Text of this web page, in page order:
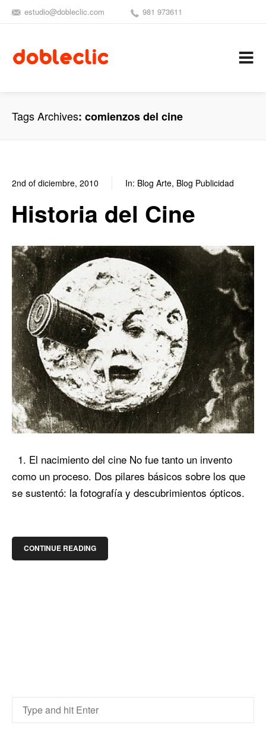
estudio@dobleclic.com 981 973611
Tags Archives comienzos del cine
2nd of diciembre, 2010 In: Blog Arte, Blog Publicidad
Historia del Cine
1. El nacimiento del cine No fue tanto un invento
como un proceso. Dos pilares básicos sobre los que
se sustentó: la fotografía y descubrimientos ópticos.
CONTINUE READING